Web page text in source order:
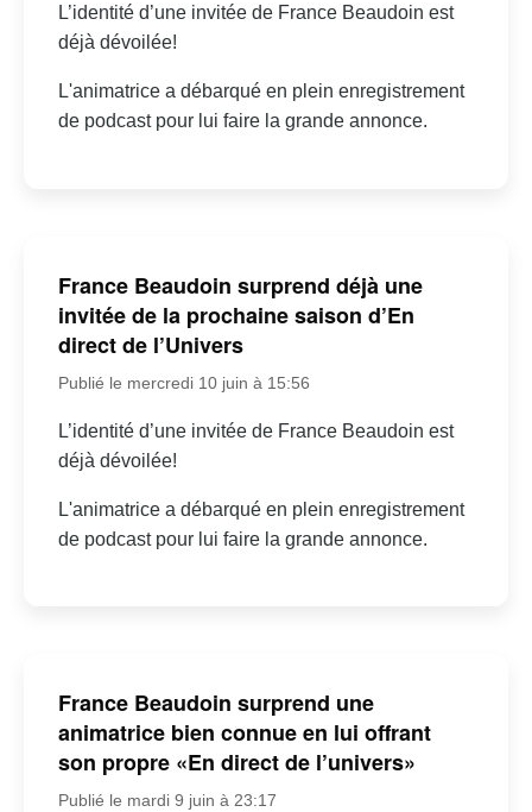
L’identité d’une invitée de France Beaudoin est
déjà dévoilée!
L'animatrice a débarqué en plein enregistrement
de podcast pour lui faire la grande annonce.
France Beaudoin surprend déjà une
invitée de la prochaine saison d’En
direct de l’Univers
Publié le mercredi 10 juin à 15:56
L’identité d’une invitée de France Beaudoin est
déjà dévoilée!
L'animatrice a débarqué en plein enregistrement
de podcast pour lui faire la grande annonce.
France Beaudoin surprend une
animatrice bien connue en lui offrant
son propre «En direct de l’univers»
Publié le mardi 9 juin à 23:17